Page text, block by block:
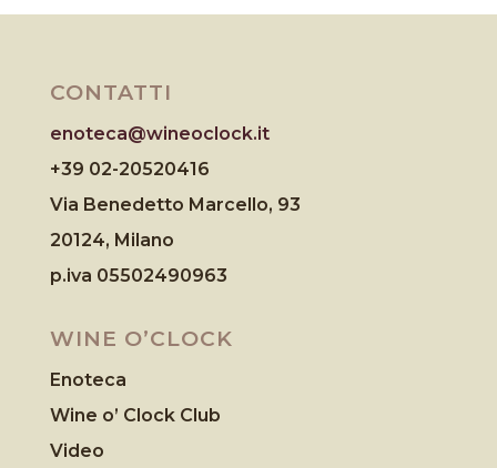
CONTATTI
enoteca@wineoclock.it
+39 02-20520416
Via Benedetto Marcello, 93
20124, Milano
p.iva 05502490963
WINE O’CLOCK
Enoteca
Wine o’ Clock Club
Video